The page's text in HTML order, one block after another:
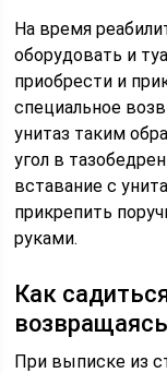
На время
оборудовать и
приобрести и
специальное
унитаз таким
угол в
вставание с
прикрепить
руками.
Как
При выписке из